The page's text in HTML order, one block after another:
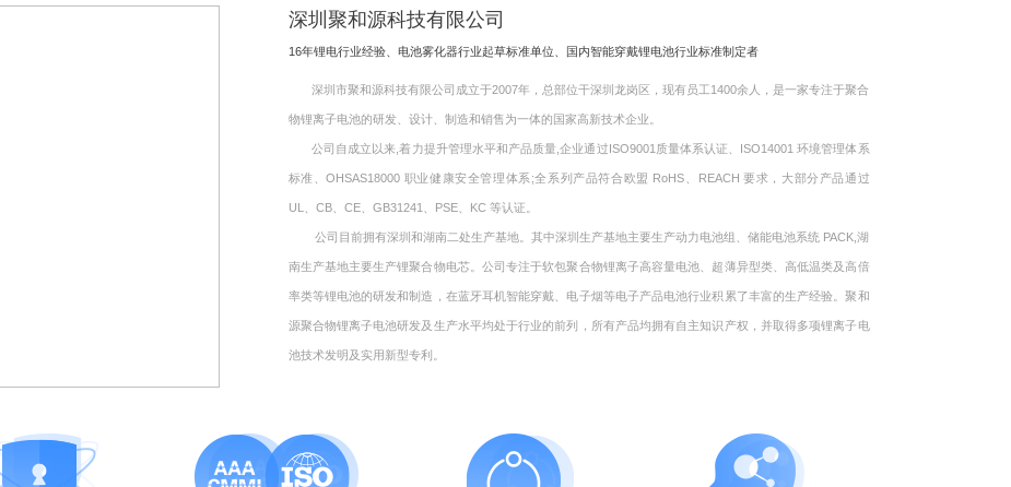
深圳聚和源科技有限公司
16年锂电行业经验、电池雾化器行业起草标准单位、国内智能穿戴锂电池行业标准制定者
深圳市聚和源科技有限公司成立于2007年，总部位干深圳龙岗区，现有员工1400余人，是一家专注于聚合
物锂离子电池的研发、设计、制造和销售为一体的国家高新技术企业。
公司自成立以来,着力提升管理水平和产品质量,企业通过ISO9001质量体系认证、ISO14001 环境管理体系
标准、OHSAS18000 职业健康安全管理体系;全系列产品符合欧盟 RoHS、REACH 要求，大部分产品通过
UL、CB、CE、GB31241、PSE、KC 等认证。
公司目前拥有深圳和湖南二处生产基地。其中深圳生产基地主要生产动力电池组、储能电池系统 PACK,湖
南生产基地主要生产锂聚合物电芯。公司专注于软包聚合物锂离子高容量电池、超薄异型类、高低温类及高倍
率类等锂电池的研发和制造，在蓝牙耳机智能穿戴、电子烟等电子产品电池行业积累了丰富的生产经验。聚和
源聚合物锂离子电池研发及生产水平均处于行业的前列，所有产品均拥有自主知识产权，并取得多项锂离子电
池技术发明及实用新型专利。